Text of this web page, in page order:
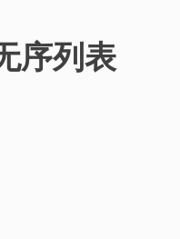
序列表